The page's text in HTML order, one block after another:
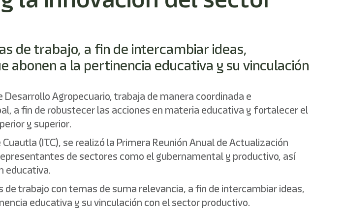
de trabajo, a fin de intercambiar ideas,
a la pertinencia educativa y su vinculación
Agropecuario, trabaja de manera coordinada e
a fin de robustecer las acciones en materia educativa y fortalecer el
y superior.
(ITC), se realizó la Primera Reunión Anual de Actualización
de sectores como el gubernamental y productivo, así
educativa.
trabajo con temas de suma relevancia, a fin de intercambiar ideas,
educativa y su vinculación con el sector productivo.